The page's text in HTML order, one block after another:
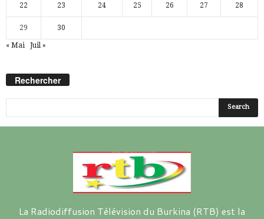
22 23 24 25 26 27 28
29 30
« Mai Juil »
Rechercher
La Radiodiffusion Télévision du Burkina (RTB) est la